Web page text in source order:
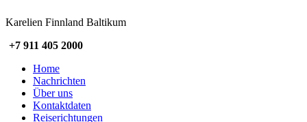
Karelien Finnland Baltikum
+7 911 405 2000
Home
Nachrichten
Über uns
Kontaktdaten
Reiserichtungen